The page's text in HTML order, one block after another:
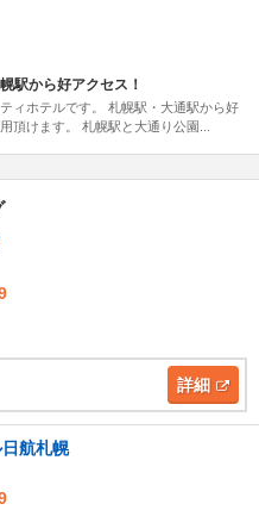
駅から好アクセス！
ィホテルです。 札幌駅・大通駅から好
頂けます。 札幌駅と大通り公園...
詳細
航札幌